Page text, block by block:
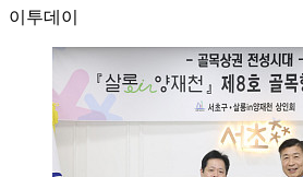
이투데이